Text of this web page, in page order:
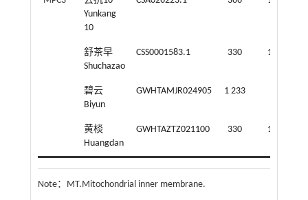
Yunkang
10
舒茶早
Shuchazao
CSS0001583.1 330 109
碧云
Biyun
GWHTAMJR024905 1 233
黄棪
Huangdan
GWHTAZTZ021100 330 109
Note： MT.Mitochondrial inner membrane.